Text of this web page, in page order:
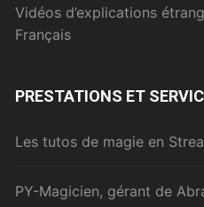
Vidéos d’explications
Français
PRESTATIONS ET
Les tutos de magie en
PY-Magicien, gérant de